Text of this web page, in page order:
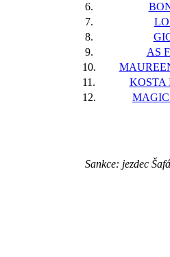
6.
7.
8.
9.
AS
10.
11.
KOSTA
12.
Sankce: jezdec